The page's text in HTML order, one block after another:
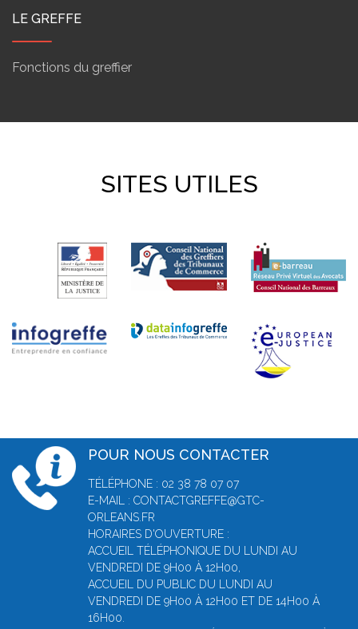
LE GREFFE
Fonctions du greffier
SITES UTILES
POUR NOUS CONTACTER
TÉLÉPHONE : 02 38 78 07 07
E-MAIL : CONTACTGREFFE@GTC-
ORLEANS.FR
HORAIRES D'OUVERTURE :
ACCUEIL TÉLÉPHONIQUE DU LUNDI AU
VENDREDI DE 9H00 À 12H00,
ACCUEIL DU PUBLIC DU LUNDI AU
VENDREDI DE 9H00 À 12H00 ET DE 14H00 À
16H00.